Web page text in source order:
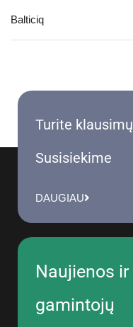
Balticiq
Turite
Susisiekime
DAUGIAU
Naujienos
gamintojų